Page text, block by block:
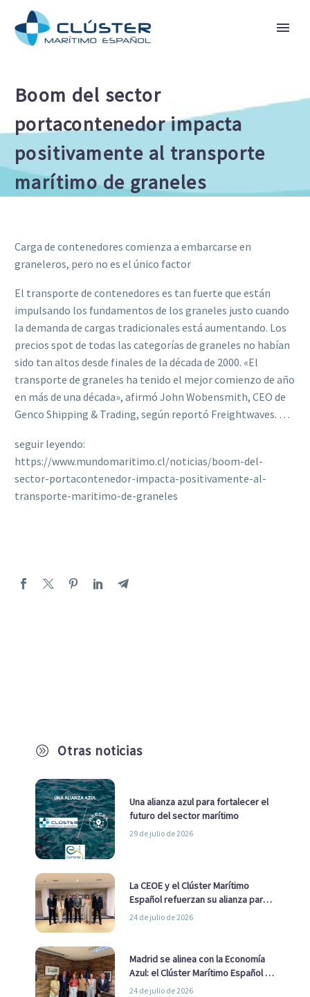
Boom del sector
portacontenedor impacta
positivamente al transporte
marítimo de graneles
A Otras noticias
Una alianza azul para fortalecer el
futuro del sector marítimo
29 de julio de 2026
La CEOE y el Clúster Marítimo
Español refuerzan su alianza para
impulsar una estrategia Nacional
24 de julio de 2026
Madrid se alinea con la Economía
Azul: el Clúster Marítimo Español y
la Real Liga Naval avanzan alianzas
24 de julio de 2026
Carga de contenedores comienza a embarcarse en
graneleros, pero no es el único factor
El transporte de contenedores es tan fuerte que están
impulsando los fundamentos de los graneles justo cuando
la demanda de cargas tradicionales está aumentando. Los
precios spot de todas las categorías de graneles no habían
sido tan altos desde finales de la década de 2000. «El
transporte de graneles ha tenido el mejor comienzo de año
en más de una década», afirmó John Wobensmith, CEO de
Genco Shipping & Trading, según reportó Freightwaves. …
seguir leyendo:
https://www.mundomaritimo.cl/noticias/boom-del-
sector-portacontenedor-impacta-positivamente-al-
transporte-maritimo-de-graneles